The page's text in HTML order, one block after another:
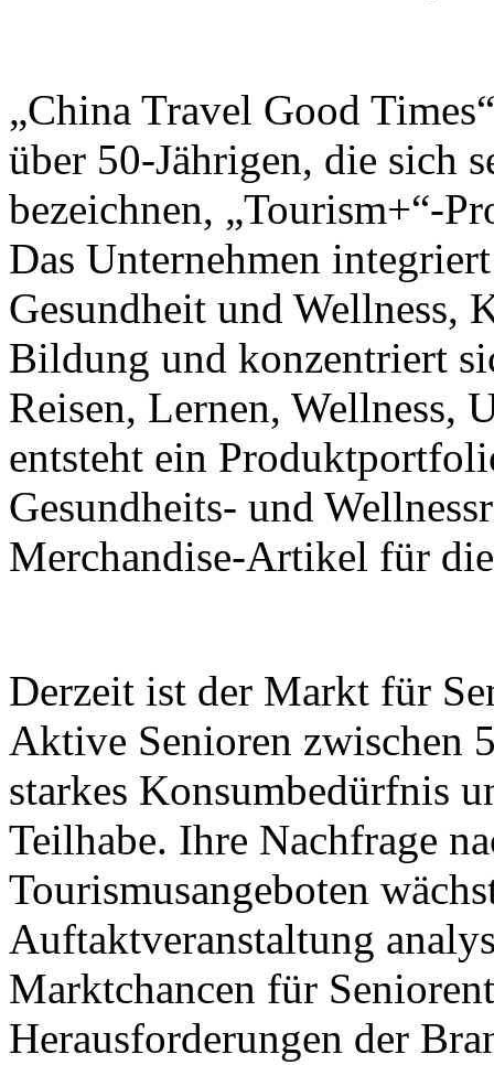
„China Travel Good
über 50-Jährigen, die sich
bezeichnen, „Tourism+“-
Das Unternehmen
Gesundheit und Wellness,
Bildung und konzentriert
Reisen, Lernen, Wellness,
entsteht ein
Gesundheits- und
Merchandise-Artikel für
Derzeit ist der Markt für
Aktive Senioren zwischen
starkes Konsumbedürfnis
Teilhabe. Ihre Nachfrage
Tourismusangeboten
Auftaktveranstaltung
Marktchancen für
Herausforderungen der